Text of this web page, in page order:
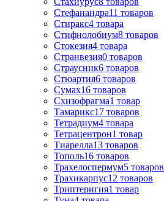
Стефанандра11 товаров
Стиракс4 товара
Стифнолобиум8 товаров
Стокезия4 товара
Странвезия0 товаров
Страусник6 товаров
Стюартия6 товаров
Сумах16 товаров
Схизофрагма1 товар
Тамарикс17 товаров
Тетрадиум4 товара
Тетрацентрон1 товар
Тиарелла13 товаров
Тополь16 товаров
Трахелоспермум5 товаров
Трахикарпус12 товаров
Триптеригия1 товар